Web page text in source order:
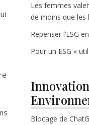
Les femmes
de moins que les
Repenser l’ESG
Pour un ESG «
Blocage de